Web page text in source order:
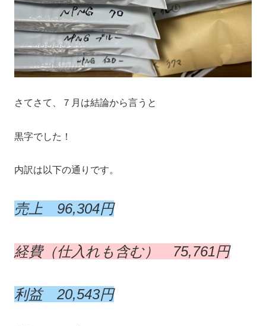
さてさて、７月は結論から言うと
黒字でした！
内訳は以下の通りです。
売上 96,304円
経費（仕入れも含む） 75,761円
利益 20,543円